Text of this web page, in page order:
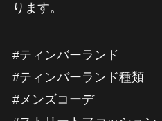
ります。
#ティンバーランド
#ティンバーランド種類
#メンズコーデ